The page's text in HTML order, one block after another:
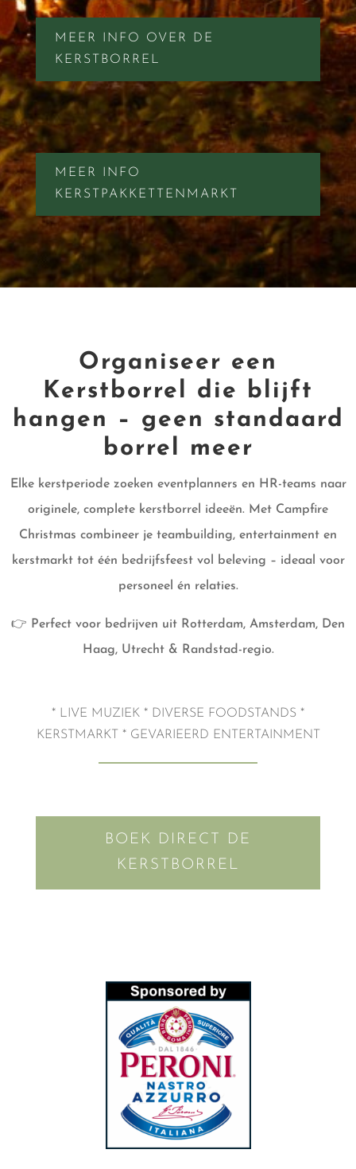
MEER INFO OVER DE
KERSTBORREL
MEER INFO
KERSTPAKKETTENMARKT
Organiseer een
Kerstborrel die blijft
hangen – geen standaard
borrel meer
Elke kerstperiode zoeken eventplanners en HR-teams naar
originele, complete kerstborrel ideeën. Met Campfire
Christmas combineer je teambuilding, entertainment en
kerstmarkt tot één bedrijfsfeest vol beleving – ideaal voor
personeel én relaties.
👉 Perfect voor bedrijven uit Rotterdam, Amsterdam, Den
Haag, Utrecht & Randstad-regio.
* LIVE MUZIEK * DIVERSE FOODSTANDS *
KERSTMARKT * GEVARIEERD ENTERTAINMENT
BOEK DIRECT DE
KERSTBORREL